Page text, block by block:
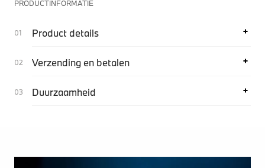
PRODUCTINFORMATIE
Product details
Verzending en betalen
Duurzaamheid